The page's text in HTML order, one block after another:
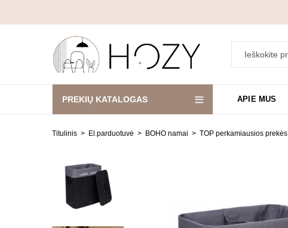
PREKIŲ KATALOGAS APIE MUS
Titulinis El.parduotuvė BOHO namai TOP perkamiausios prekės